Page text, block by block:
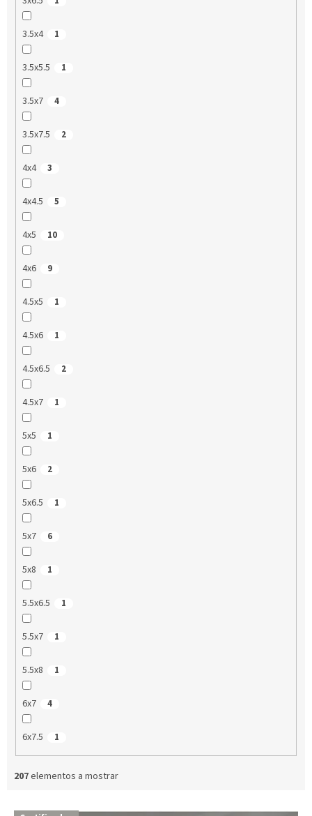
3.5x4 1
3.5x5.5 1
3.5x7 4
3.5x7.5 2
4x4 3
4x4.5 5
4x5 10
4x6 9
4.5x5 1
4.5x6 1
4.5x6.5 2
4.5x7 1
5x5 1
5x6 2
5x6.5 1
5x7 6
5x8 1
5.5x6.5 1
5.5x7 1
5.5x8 1
6x7 4
6x7.5 1
207elementos a mostrar